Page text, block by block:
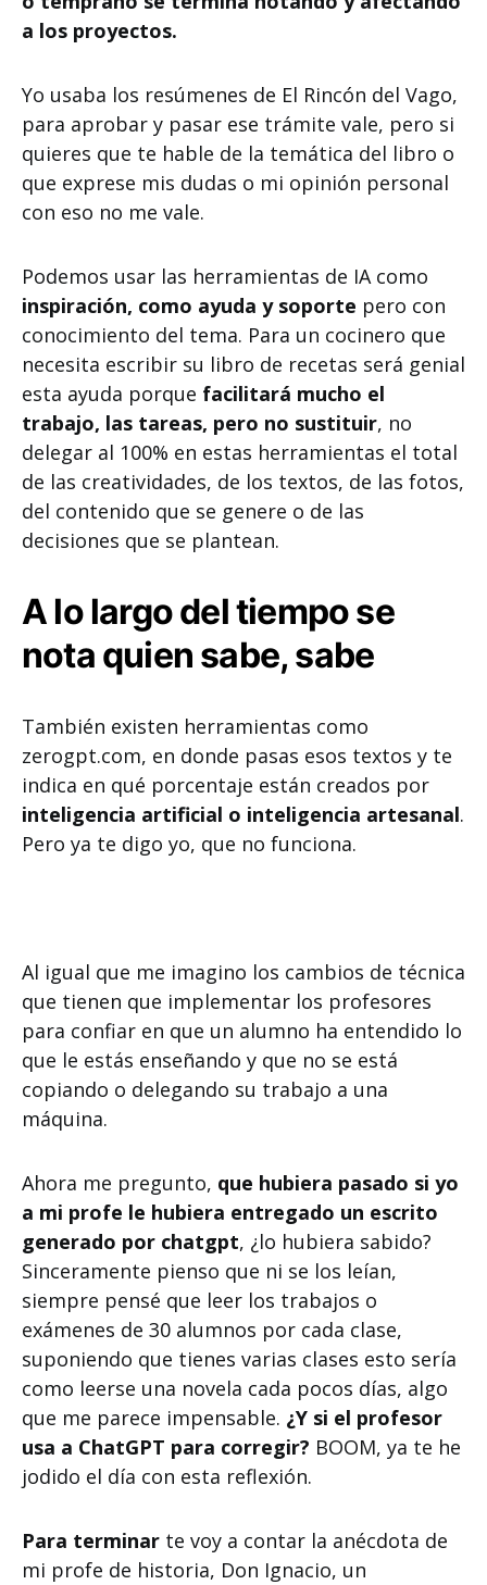
a los proyectos.
Yo usaba los resúmenes de El Rincón del Vago,
para aprobar y pasar ese trámite vale, pero si
quieres que te hable de la temática del libro o
que exprese mis dudas o mi opinión personal
con eso no me vale.
Podemos usar las herramientas de IA como
inspiración, como ayuda y soporte pero con
conocimiento del tema. Para un cocinero que
necesita escribir su libro de recetas será genial
esta ayuda porque facilitará mucho el
trabajo, las tareas, pero no sustituir, no
delegar al 100% en estas herramientas el total
de las creatividades, de los textos, de las fotos,
del contenido que se genere o de las
decisiones que se plantean.
A lo largo del tiempo se
nota quien sabe, sabe
También existen herramientas como
zerogpt.com, en donde pasas esos textos y te
indica en qué porcentaje están creados por
inteligencia artificial o inteligencia artesanal.
Pero ya te digo yo, que no funciona.
Al igual que me imagino los cambios de técnica
que tienen que implementar los profesores
para confiar en que un alumno ha entendido lo
que le estás enseñando y que no se está
copiando o delegando su trabajo a una
máquina.
Ahora me pregunto, que hubiera pasado si yo
a mi profe le hubiera entregado un escrito
generado por chatgpt, ¿lo hubiera sabido?
Sinceramente pienso que ni se los leían,
siempre pensé que leer los trabajos o
exámenes de 30 alumnos por cada clase,
suponiendo que tienes varias clases esto sería
como leerse una novela cada pocos días, algo
que me parece impensable. ¿Y si el profesor
usa a ChatGPT para corregir? BOOM, ya te he
jodido el día con esta reflexión.
Para terminar te voy a contar la anécdota de
mi profe de historia, Don Ignacio, un